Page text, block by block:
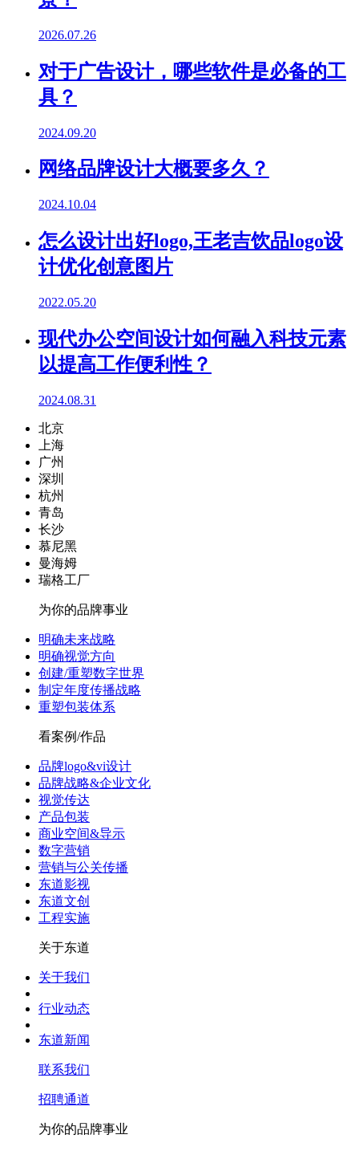
2026.07.26
对于广告设计，哪些软件是必备的工
具？
2024.09.20
网络品牌设计大概要多久？
2024.10.04
怎么设计出好logo,王老吉饮品logo设
计优化创意图片
2022.05.20
现代办公空间设计如何融入科技元素
以提高工作便利性？
2024.08.31
北京
上海
广州
深圳
杭州
青岛
长沙
慕尼黑
曼海姆
瑞格工厂
为你的品牌事业
明确未来战略
明确视觉方向
创建/重塑数字世界
制定年度传播战略
重塑包装体系
看案例/作品
品牌logo&vi设计
品牌战略&企业文化
视觉传达
产品包装
商业空间&导示
数字营销
营销与公关传播
东道影视
东道文创
工程实施
关于东道
关于我们
行业动态
东道新闻
联系我们
招聘通道
为你的品牌事业